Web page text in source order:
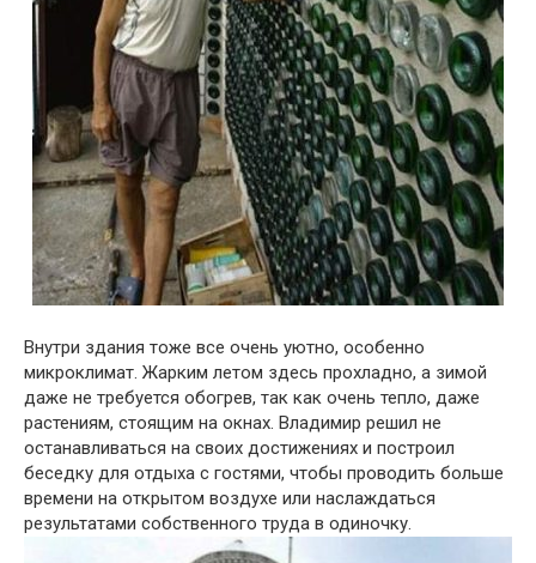
Внутри здания тоже все очень уютно, особенно
микроклимат. Жарким летом здесь прохладно, а зимой
даже не требуется обогрев, так как очень тепло, даже
растениям, стоящим на окнах. Владимир решил не
останавливаться на своих достижениях и построил
беседку для отдыха с гостями, чтобы проводить больше
времени на открытом воздухе или наслаждаться
результатами собственного труда в одиночку.